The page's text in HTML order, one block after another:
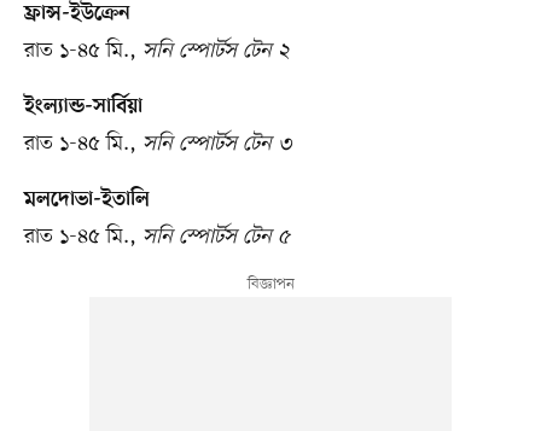
ফ্রান্স-ইউক্রেন
রাত ১-৪৫ মি., সনি স্পোর্টস টেন ২
ইংল্যান্ড-সার্বিয়া
রাত ১-৪৫ মি., সনি স্পোর্টস টেন ৩
মলদোভা-ইতালি
রাত ১-৪৫ মি., সনি স্পোর্টস টেন ৫